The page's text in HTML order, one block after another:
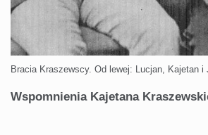
Bracia Kraszewscy. Od lewej: Lucjan, Kajetan i
Wspomnienia Kajetana